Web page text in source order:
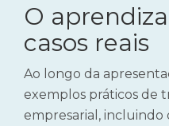
O
casos reais
Ao longo da
exemplos práticos de
empresarial, incluindo